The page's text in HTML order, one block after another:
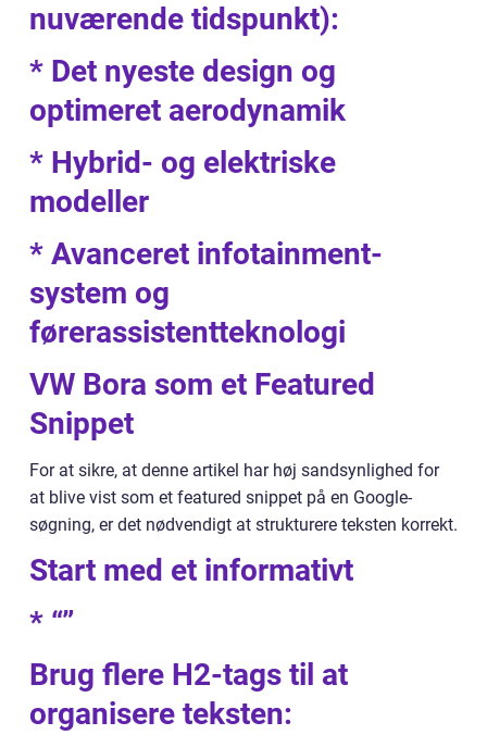
nuværende tidspunkt):
* Det nyeste design og
optimeret aerodynamik
* Hybrid- og elektriske
modeller
* Avanceret infotainment-
system og
førerassistentteknologi
VW Bora som et Featured
Snippet
For at sikre, at denne artikel har høj sandsynlighed for
at blive vist som et featured snippet på en Google-
søgning, er det nødvendigt at strukturere teksten korrekt.
Start med et informativt
* “”
Brug flere H2-tags til at
organisere teksten: